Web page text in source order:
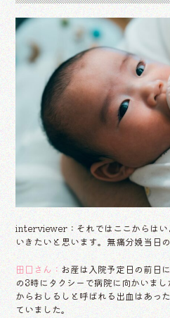
interviewer：それではここからはい
いきたいと思います。無痛分娩当日
田口さん： お産は入院予定日の前日
の3時にタクシーで病院に向かいま
からおしるしと呼ばれる出血はあっ
ていました。